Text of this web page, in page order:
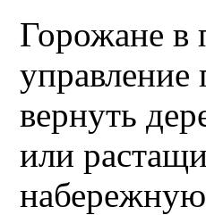
Горожане в
управление
вернуть
или